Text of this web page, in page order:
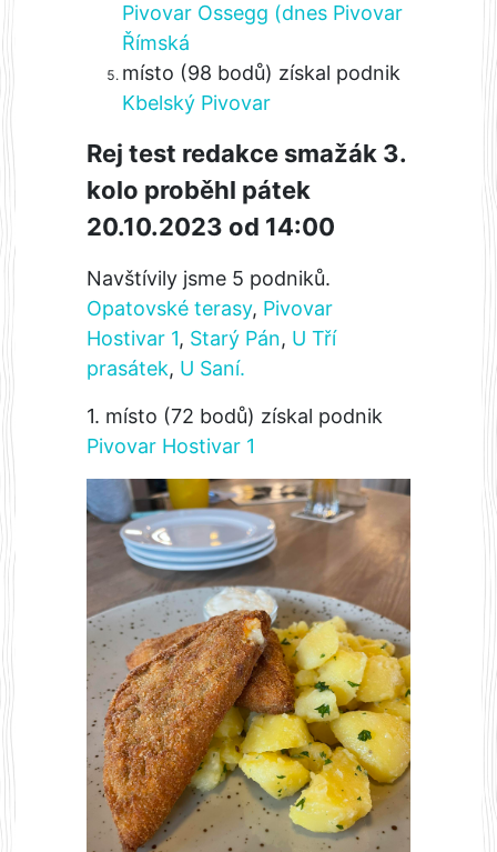
Pivovar Ossegg (dnes Pivovar
Římská
místo (98 bodů) získal podnik
Kbelský Pivovar
Rej test redakce smažák 3.
kolo proběhl pátek
20.10.2023 od 14:00
Navštívily jsme 5 podniků.
Opatovské terasy, Pivovar
Hostivar 1, Starý Pán, U Tří
prasátek, U Saní.
1. místo (72 bodů) získal podnik
Pivovar Hostivar 1